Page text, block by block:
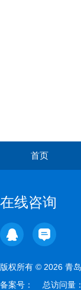
首页
在线咨询
版权所有 © 2026 青
备案号：
总访问量